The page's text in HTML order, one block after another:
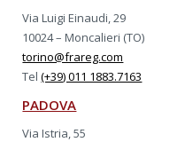
Via Luigi Einaudi, 29
10024 – Moncalieri (TO)
torino@frareg.com
Tel(+39) 011 1883.7163
PADOVA
Via Istria, 55